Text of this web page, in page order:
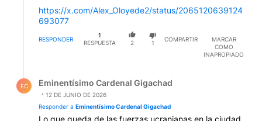
https://x.com/Alex_Oloyede2/status/2065120639124
693077
RESPONDER
1
RESPUESTA
2 1
COMPARTIR
MARCAR
COMO
INAPROPIADO
EC Eminentísimo Cardenal Gigachad
12 DE JUNIO DE 2026
Responder a Eminentísimo Cardenal Gigachad
Lo que queda de las fuerzas ucranianas en la ciudad